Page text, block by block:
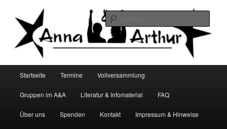
primären
springenAnna&Arthur
Startseite Termine Vollversammlung
Gruppen im A&A Literatur & Infomaterial FAQ
Über uns Spenden Kontakt Impressum & Hinweise